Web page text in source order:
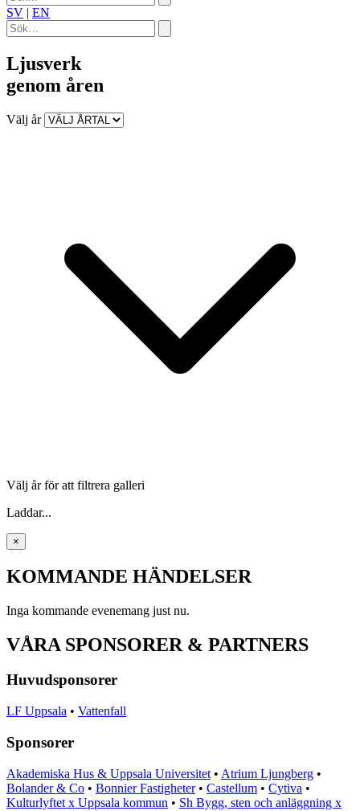
SV | EN
Ljusverk
genom åren
Välj år
Välj år för att filtrera galleri
Laddar...
×
KOMMANDE HÄNDELSER
Inga kommande evenemang just nu.
VÅRA SPONSORER & PARTNERS
Huvudsponsorer
LF Uppsala • Vattenfall
Sponsorer
Akademiska Hus & Uppsala Universitet • Atrium Ljungberg •
Bolander & Co • Bonnier Fastigheter• Castellum • Cytiva •
Kulturlyftet x Uppsala kommun • Sh Bygg, sten och anläggning x